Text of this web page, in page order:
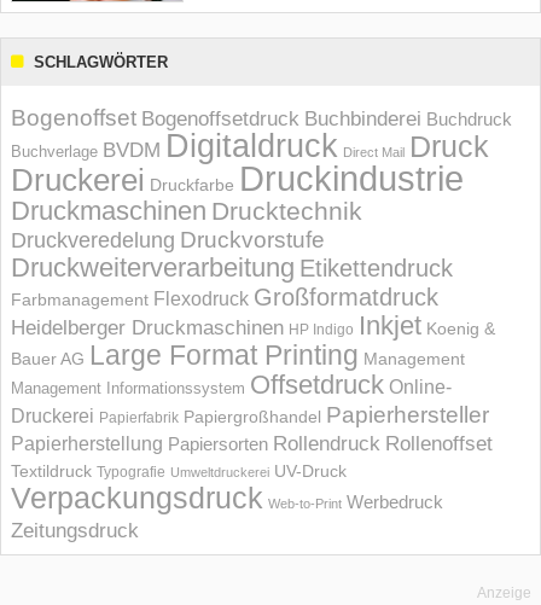
SCHLAGWÖRTER
Bogenoffset Bogenoffsetdruck Buchbinderei Buchdruck
Buchverlage BVDM Digitaldruck Direct Mail Druck
Druckerei Druckfarbe Druckindustrie
Druckmaschinen Drucktechnik
Druckveredelung Druckvorstufe
Druckweiterverarbeitung Etikettendruck
Farbmanagement Flexodruck Großformatdruck
Heidelberger Druckmaschinen HP Indigo Inkjet Koenig &
Bauer AG Large Format Printing Management
Management Informations­system Offsetdruck Online-
Druckerei Papierfabrik Papiergroßhandel Papierhersteller
Papierherstellung Papiersorten Rollendruck Rollenoffset
Textildruck Typografie Umweltdruckerei UV-Druck
Verpackungsdruck Web-to-Print Werbedruck
Zeitungsdruck
Anzeige